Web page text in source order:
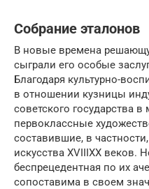
Собрание эталонов
В новые времена
сыграли его особые
Благодаря культурно-
в отношении кузницы
советского государства
первоклассные
составившие, в
искусства XVIIIXX веков.
беспрецедентная по их
сопоставима в своем